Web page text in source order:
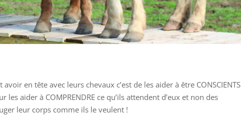
en tête avec leurs chevaux c’est de les aider à être CONSCIENTS
les aider à COMPRENDRE ce qu’ils attendent d’eux et non des
leur corps comme ils le veulent !